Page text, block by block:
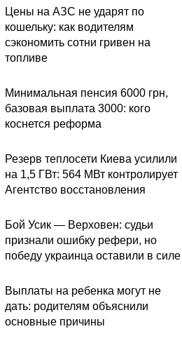
Цены на АЗС не ударят по
кошельку: как водителям
сэкономить сотни гривен на
топливе
Минимальная пенсия 6000 грн,
базовая выплата 3000: кого
коснется реформа
Резерв теплосети Киева усилили
на 1,5 ГВт: 564 МВт контролирует
Агентство восстановления
Бой Усик — Верховен: судьи
признали ошибку рефери, но
победу украинца оставили в силе
Выплаты на ребенка могут не
дать: родителям объяснили
основные причины